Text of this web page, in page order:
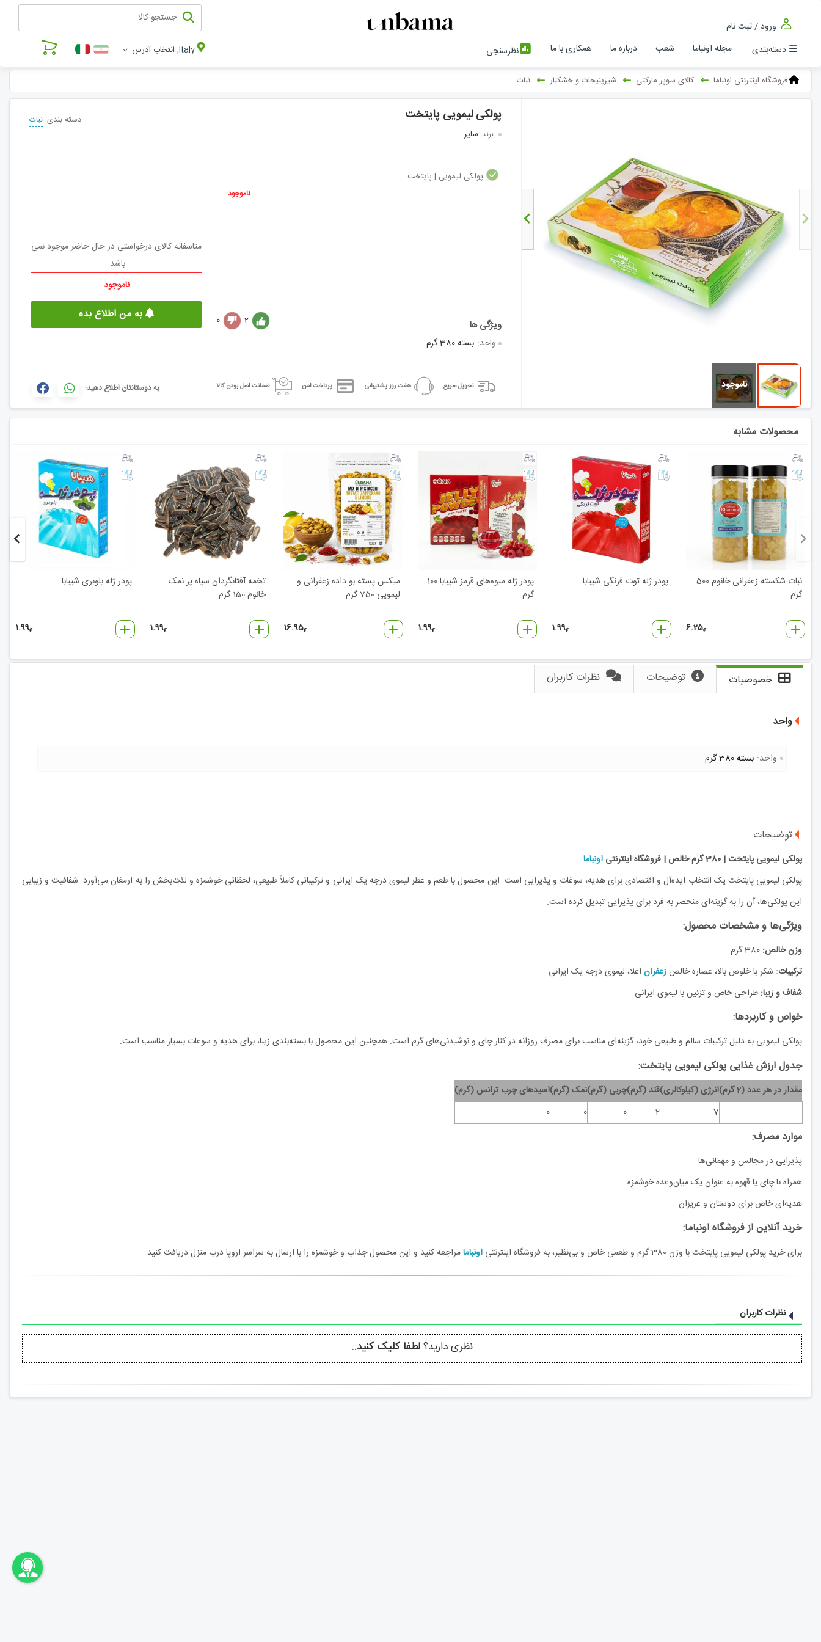
ورود / ثبت نام
دسته‌بندی
مجله اونباما شعب درباره ما همکاری با ما نظرسنجی Italy, انتخاب آدرس
فروشگاه اینترنتی اونباما کالای سوپر مارکتی شیرینیجات و خشکبار نبات
پولکی لیمویی پایتخت
برند: سایر
دسته بندی: نبات
پولکی لیمویی | پایتخت
ناموجود
واحد: بسته 380 گرم
2
0
متاسفانه کالای درخواستی در حال حاضر موجود نمی
باشد.
ناموجود
به من اطلاع بده
تحویل سریع هفت روز پشتیبانی پرداخت امن ضمانت اصل بودن کالا به دوستانتان اطلاع دهید:
محصولات مشابه
نبات شکسته زعفرانی خانوم‌ 500
گرم
6.25€
پودر ژله توت‌ فرنگی شیبابا
1.99€
پودر ژله میوه‌های قرمز شیبابا 100
گرم
1.99€
میکس پسته بو داده زعفرانی و
لیمویی 750 گرم
16.95€
تخمه آفتابگردان سیاه پر نمک
خانوم 150 گرم
1.99€
پودر ژله بلوبری شیبابا
1.99€
خصوصیات توضیحات نظرات کاربران
واحد
واحد: بسته 380 گرم
توضیحات
پولکی لیمویی پایتخت | 380 گرم خالص | فروشگاه اینترنتی
اونباما
پولکی لیمویی پایتخت یک انتخاب ایده‌آل و اقتصادی برای هدیه، سوغات و پذیرایی است. این محصول با طعم و عطر لیموی درجه یک ایرانی و ترکیباتی کاملاً طبیعی، لحظاتی خوشمزه و لذت‌بخش را به ارمغان می‌آورد. شفافیت و زیبایی
این پولکی‌ها، آن را به گزینه‌ای منحصر به فرد برای پذیرایی تبدیل کرده است.
ویژگی‌ها و مشخصات محصول:
وزن خالص:
ترکیبات: شکر با خلوص بالا، عصاره خالصزعفران اعلا، لیموی درجه یک ایرانی
شفاف و زیبا: طراحی خاص و تزئین با لیموی ایرانی
خواص و کاربردها:
پولکی لیمویی به دلیل ترکیبات سالم و طبیعی خود، گزینه‌ای مناسب برای مصرف روزانه در کنار چای و نوشیدنی‌های گرم است. همچنین این محصول با بسته‌بندی زیبا، برای هدیه و سوغات بسیار مناسب است.
جدول ارزش غذایی پولکی لیمویی پایتخت:
مقدار در هر عدد (2 گرم) انرژی (کیلوکالری)قند (گرم)چربی (گرم)نمک (گرم)اسیدهای چرب ترانس (گرم)
7
2
0
0
0
موارد مصرف:
پذیرایی در مجالس و مهمانی‌ها
همراه با چای یا قهوه به عنوان یک میان‌وعده خوشمزه
هدیه‌ای خاص برای دوستان و عزیزان
خرید آنلاین از فروشگاه اونباما:
برای خرید پولکی لیمویی پایتخت با وزن 380 گرم و طعمی خاص و بی‌نظیر، به فروشگاه اینترنتی اونبامامراجعه کنید و این محصول جذاب و خوشمزه را با ارسال به سراسر اروپا درب منزل دریافت کنید.
نظرات کاربران
نظری دارید؟لطفا کلیک کنید..